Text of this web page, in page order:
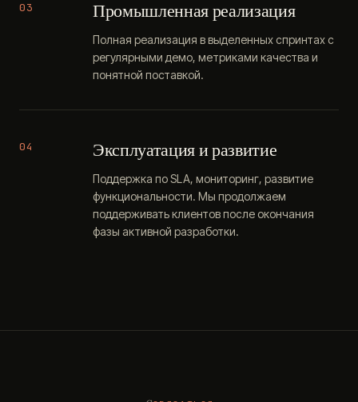
03 Промышленная реализация
Полная реализация в выделенных спринтах с
регулярными демо, метриками качества и
понятной поставкой.
04 Эксплуатация и развитие
Поддержка по SLA, мониторинг, развитие
функциональности. Мы продолжаем
поддерживать клиентов после окончания
фазы активной разработки.